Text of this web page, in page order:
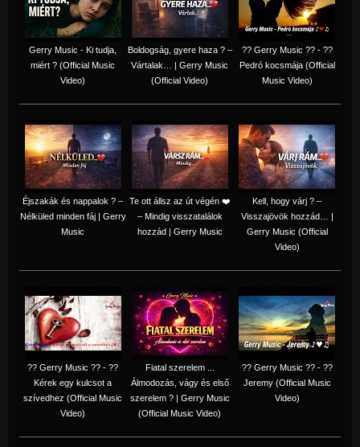
Gerry Music - Ki tudja,
miért ? (Official Music
Video)
Boldogság, gyere haza ? –
Vártalak… | Gerry Music
(Official Video)
?? Gerry Music ?? - ??
Pedró kocsmája (Official
Music Video)
Éjszakák és nappalok ? –
Nélküled minden fáj | Gerry
Music
Te ott állsz az út végén ❤️
– Mindig visszatalálok
hozzád | Gerry Music
Kell, hogy várj ? –
Visszajövök hozzád… |
Gerry Music (Official
Video)
?? Gerry Music ?? - ??
Kérek egy kulcsot a
szívedhez (Official Music
Video)
Fiatal szerelem ...
Álmodozás, vágy és első
szerelem ? | Gerry Music
(Official Music Video)
?? Gerry Music ?? - ??
Jeremy (Official Music
Video)